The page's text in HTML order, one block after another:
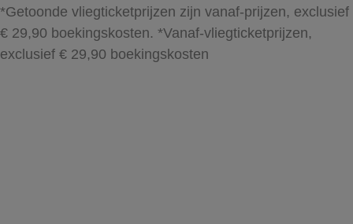
*Getoonde vliegticketprijzen zijn vanaf-prijzen, exclusief
€ 29,90 boekingskosten. *Vanaf-vliegticketprijzen,
exclusief € 29,90 boekingskosten